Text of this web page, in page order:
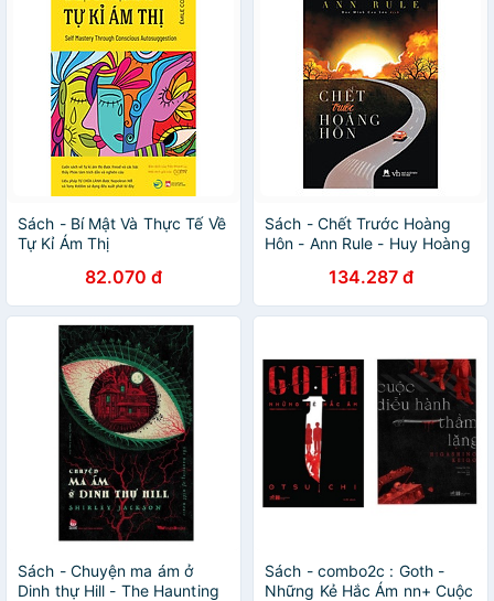
Sách - Bí Mật Và Thực Tế Về
Tự Kỉ Ám Thị
82.070 đ
Sách - Chết Trước Hoàng
Hôn - Ann Rule - Huy Hoàng
134.287 đ
Sách - Chuyện ma ám ở
Dinh thự Hill - The Haunting
Sách - combo2c : Goth -
Những Kẻ Hắc Ám nn+ Cuộc